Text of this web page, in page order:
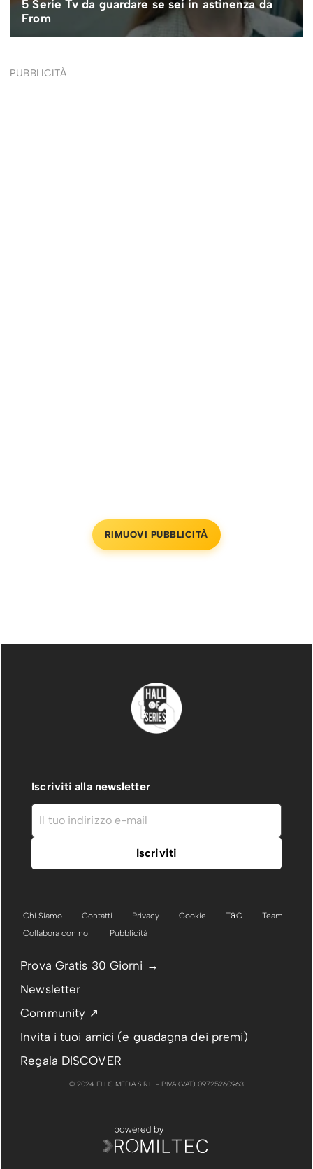
PUBBLICITÀ
RIMUOVI PUBBLICITÀ
Iscriviti alla newsletter
Chi Siamo Contatti Privacy Cookie T&C
Team
Collabora con noi
Pubblicità
Prova Gratis 30 Giorni →
Newsletter
Community ↗
Invita i tuoi amici (e guadagna dei premi)
Regala DISCOVER
© 2024 ELLIS MEDIA S.R.L. - P.IVA (VAT) 09725260963